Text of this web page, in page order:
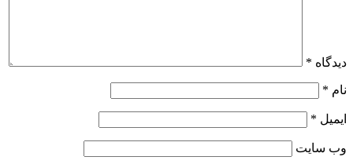
دیدگاه *
نام *
ایمیل *
وب‌ سایت